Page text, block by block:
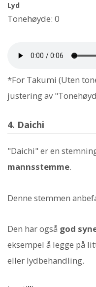
Lyd
Tonehøyde: 0
*For Takumi (Uten
justering av
4. Daichi
"Daichi" er en
mannsstemme.
Denne stemmen
Den har også god
eksempel å legge på
eller lydbehandling.